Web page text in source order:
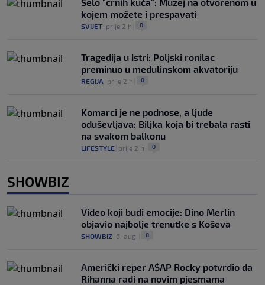
kojem možete i prespavati
SVIJET prije 2 h 0
Tragedija u Istri: Poljski ronilac
preminuo u medulinskom akvatoriju
REGIJA prije 2 h 0
Komarci je ne podnose, a ljude
oduševljava: Biljka koja bi trebala rasti
na svakom balkonu
LIFESTYLE prije 2 h 0
SHOWBIZ
Video koji budi emocije: Dino Merlin
objavio najbolje trenutke s Koševa
SHOWBIZ 6. aug. 0
Američki reper A$AP Rocky potvrdio da
Rihanna radi na novim pjesmama